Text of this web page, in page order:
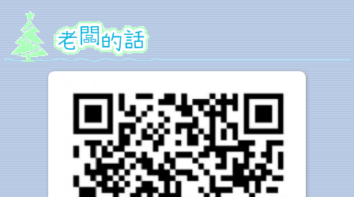
sf終於出有汽車專用的嘍!!
三菱單鍵藍無法拷貝... (點我進入教學)
最新戀愛對印組，全新發售!!